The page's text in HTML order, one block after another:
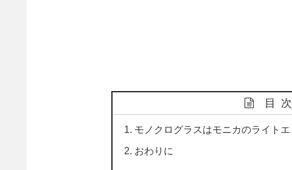
目次
モノクログラスはモニカのライト
おわりに